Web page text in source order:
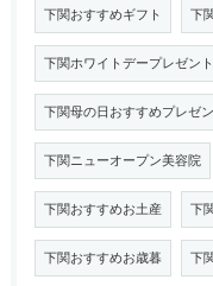
下関おすすめギフト 下
下関ホワイトデープレゼント
下関母の日おすすめプレゼ
下関ニューオープン美容院
下関おすすめお土産 下
下関おすすめお歳暮 下